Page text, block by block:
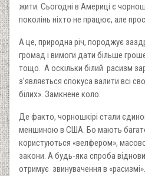
жити. Сьогодні в Америці є
поколінь ніхто не працює, але
А це, природна річ, породжує
громад і вимоги дати більше
тощо. А оскільки білий расизм
з’являється спокуса валити всі
білих». Замкнене коло.
Де факто, чорношкірі стали
меншиною в США. Бо мають
користуються «велфером»,
закони. А будь-яка спроба
отримує звинувачення в «расизмі».